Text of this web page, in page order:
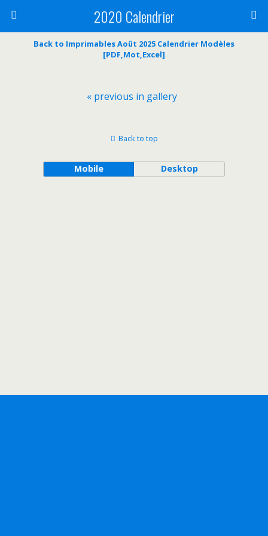
2020 Calendrier
Back to Imprimables Août 2025 Calendrier Modèles
[PDF,Mot,Excel]
« previous in gallery
Back to top
Mobile Desktop